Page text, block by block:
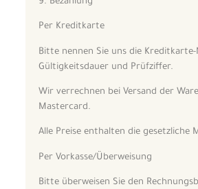
Per Kreditkarte
Bitte nennen Sie uns die
Gültigkeitsdauer und Prüfziffer.
Wir verrechnen bei Versand der
Mastercard.
Alle Preise enthalten die gesetzliche
Per Vorkasse/Überweisung
Bitte überweisen Sie den